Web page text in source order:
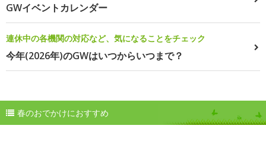
GWイベントカレンダー
連休中の各機関の対応など、気になることをチェック
今年(2026年)のGWはいつからいつまで？
春のおでかけにおすすめ